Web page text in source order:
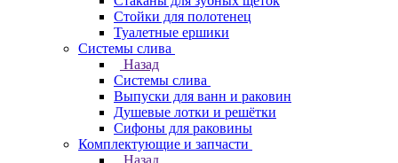
Стойки для полотенец
Туалетные ершики
Системы слива
Назад
Системы слива
Выпуски для ванн и раковин
Душевые лотки и решётки
Сифоны для раковины
Комплектующие и запчасти
Назад